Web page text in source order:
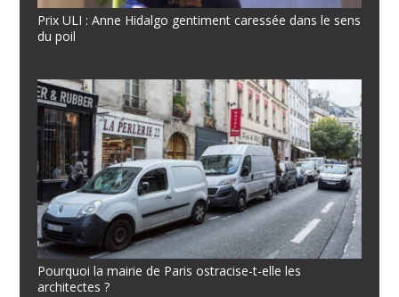
Prix ULI : Anne Hidalgo gentiment caressée dans le sens
du poil
Pourquoi la mairie de Paris ostracise-t-elle les
architectes ?